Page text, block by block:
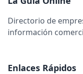
Directorio de
información
Enlaces Rápidos